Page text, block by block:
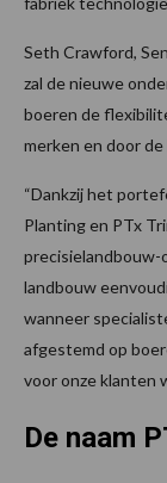
Seth Crawford,
zal de nieuwe
boeren de
merken en door de
“Dankzij het
Planting en PTx
landbouw
wanneer
afgestemd op
voor onze klanten
De naam